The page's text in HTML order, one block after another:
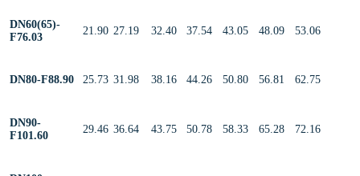
DN60(65)-
F76.03
21.90 27.19 32.40 37.54 43.05 48.09 53.06
DN80-F88.90 25.73 31.98 38.16 44.26 50.80 56.81 62.75
DN90-
F101.60
29.46 36.64 43.75 50.78 58.33 65.28 72.16